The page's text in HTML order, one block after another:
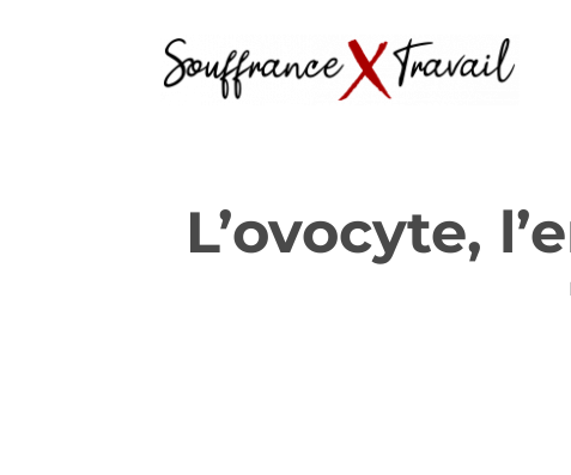
L’ovocyte,